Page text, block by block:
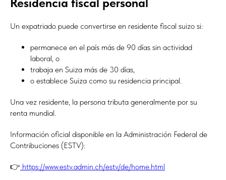
Un expatriado puede convertirse en residente fiscal suizo si:
permanece en el país más de 90 días sin actividad
laboral, o
trabaja en Suiza más de 30 días,
o establece Suiza como su residencia principal.
Una vez residente, la persona tributa generalmente por su
renta mundial.
Información oficial disponible en la Administración Federal de
Contribuciones (ESTV):
👉 https://www.estv.admin.ch/estv/de/home.html